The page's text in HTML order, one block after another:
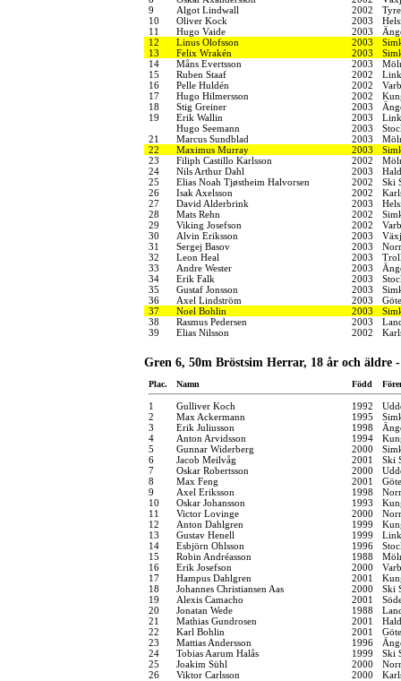
9
Algot Lindwall 2002
10
Oliver Kock 2003
11
Hugo Vaide 2003
12
Linus Olofsson 2003
13
Felix Wrakén 2003
14
Måns Evertsson 2003
15
Ruben Staaf 2002
16
Pelle Huldén 2002
17
Hugo Hilmersson 2002
18
Stig Greiner 2003
19
Erik Wallin 2003
Hugo Seemann
2003
21
Marcus Sundblad 2003
22
Maximus Murray 2003
23
Filiph Castillo Karlsson 2002
24
Nils Arthur Dahl 2003
25
Elias Noah Tjøstheim Halvorsen 2002
Ski
26
Isak Axelsson 2002
27
David Alderbrink 2003
28
Mats Rehn 2002
29
Viking Josefson 2002
30
Alvin Eriksson 2003
31
Sergej Basov 2003
32
Leon Heal 2003
33
Andre Wester 2003
34
Erik Falk 2003
35
Gustaf Jonsson 2003
36
Axel Lindström 2003
37
Noel Bohlin 2003
38
Rasmus Pedersen 2003
39
Elias Nilsson 2002
Gren 6, 50m Bröstsim Herrar, 18 år och äldre
Plac. Namn Född
1 Gulliver Koch 1992
2
Max Ackermann 1995
3
Erik Juliusson 1998
4
Anton Arvidsson 1994
5
Gunnar Widerberg 2000
6
Jacob Meilvåg 2001
Ski
7
Oskar Robertsson 2000
8
Max Feng 2001
9
Axel Eriksson 1998
10
Oskar Johansson 1993
11
Victor Lovinge 2000
12
Anton Dahlgren 1999
13
Gustav Henell 1999
14
Esbjörn Ohlsson 1996
15
Robin Andréasson 1988
16
Erik Josefson 2000
17
Hampus Dahlgren 2001
18
Johannes Christiansen Aas 2000
Ski
19
Alexis Camacho 2001
20
Jonatan Wede 1988
21
Mathias Gundrosen 2001
22
Karl Bohlin 2001
23
Mattias Andersson 1996
24
Tobias Aarum Halås 1999
Ski
25
Joakim Sühl 2000
26
Viktor Carlsson 2000